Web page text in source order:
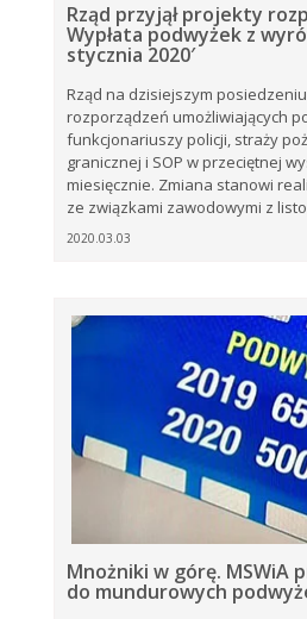
Rząd przyjął projekty
Wypłata podwyżek z
stycznia 2020′
Rząd na dzisiejszym
rozporządzeń umożliwiających
funkcjonariuszy policji, straży
granicznej i SOP w przeciętnej
miesięcznie. Zmiana stanowi
ze związkami zawodowymi z
2020.03.03
Mnożniki w górę. MSWiA
do mundurowych